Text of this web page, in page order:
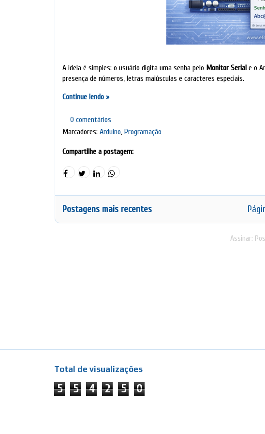
A ideia é simples: o usuário digita uma senha pelo Monitor Serial e o
presença de números, letras maiúsculas e caracteres especiais.
Continue lendo »
0 comentários
Marcadores: Arduino, Programação
Compartilhe a postagem:
Postagens mais recentes
Assinar:
Total de visualizações
5 5 4 2 5 0